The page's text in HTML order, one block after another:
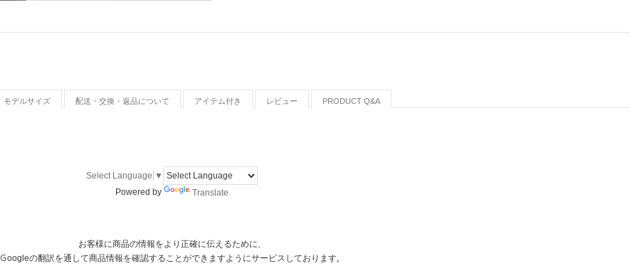
モデルサイズ 配送・交換・返品について アイテム付き レビュー PRODUCT Q&A
Select Language ▼
Powered by
Translate
お客様に商品の情報をより正確に伝えるために、
Ｇoogleの翻訳を通して商品情報を確認することができますようにサービスしております。